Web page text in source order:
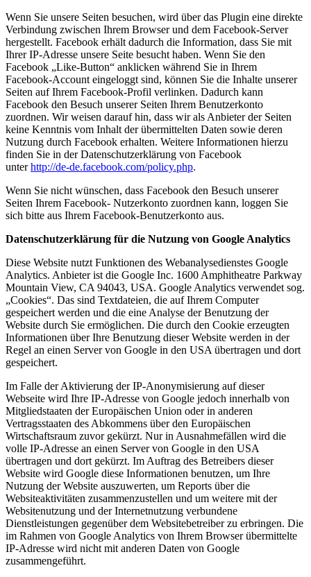
Wenn Sie unsere Seiten besuchen, wird über das Plugin eine direkte
Verbindung zwischen Ihrem Browser und dem Facebook-Server
hergestellt. Facebook erhält dadurch die Information, dass Sie mit
Ihrer IP-Adresse unsere Seite besucht haben. Wenn Sie den
Facebook „Like-Button“ anklicken während Sie in Ihrem
Facebook-Account eingeloggt sind, können Sie die Inhalte unserer
Seiten auf Ihrem Facebook-Profil verlinken. Dadurch kann
Facebook den Besuch unserer Seiten Ihrem Benutzerkonto
zuordnen. Wir weisen darauf hin, dass wir als Anbieter der Seiten
keine Kenntnis vom Inhalt der übermittelten Daten sowie deren
Nutzung durch Facebook erhalten. Weitere Informationen hierzu
finden Sie in der Datenschutzerklärung von Facebook
unterhttp://de-de.facebook.com/policy.php.
Wenn Sie nicht wünschen, dass Facebook den Besuch unserer
Seiten Ihrem Facebook- Nutzerkonto zuordnen kann, loggen Sie
sich bitte aus Ihrem Facebook-Benutzerkonto aus.
Datenschutzerklärung für die Nutzung von Google Analytics
Diese Website nutzt Funktionen des Webanalysedienstes Google
Analytics. Anbieter ist die Google Inc. 1600 Amphitheatre Parkway
Mountain View, CA 94043, USA. Google Analytics verwendet sog.
„Cookies“. Das sind Textdateien, die auf Ihrem Computer
gespeichert werden und die eine Analyse der Benutzung der
Website durch Sie ermöglichen. Die durch den Cookie erzeugten
Informationen über Ihre Benutzung dieser Website werden in der
Regel an einen Server von Google in den USA übertragen und dort
gespeichert.
Im Falle der Aktivierung der IP-Anonymisierung auf dieser
Webseite wird Ihre IP-Adresse von Google jedoch innerhalb von
Mitgliedstaaten der Europäischen Union oder in anderen
Vertragsstaaten des Abkommens über den Europäischen
Wirtschaftsraum zuvor gekürzt. Nur in Ausnahmefällen wird die
volle IP-Adresse an einen Server von Google in den USA
übertragen und dort gekürzt. Im Auftrag des Betreibers dieser
Website wird Google diese Informationen benutzen, um Ihre
Nutzung der Website auszuwerten, um Reports über die
Websiteaktivitäten zusammenzustellen und um weitere mit der
Websitenutzung und der Internetnutzung verbundene
Dienstleistungen gegenüber dem Websitebetreiber zu erbringen. Die
im Rahmen von Google Analytics von Ihrem Browser übermittelte
IP-Adresse wird nicht mit anderen Daten von Google
zusammengeführt.